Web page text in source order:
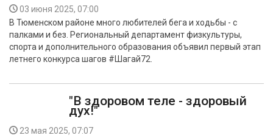
КУЛЬТУРА
БЕЗОПАСНОСТЬ
03 июня 2025, 07:00
В Тюменском районе много любителей бега и ходьбы - с
палками и без. Региональный департамент физкультуры,
спорта и дополнительного образования объявил первый этап
летнего конкурса шагов #Шагай72.
"В здоровом теле - здоровый
дух!"
23 мая 2025, 07:07